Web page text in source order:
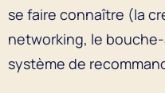
se faire connaître (la
networking, le
système de